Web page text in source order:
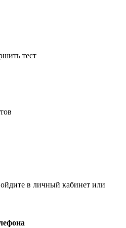
тест
в личный кабинет или